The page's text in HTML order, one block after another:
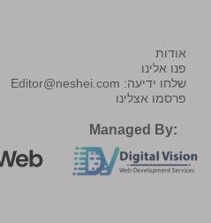
אודות
פנו אלינו
שלחו ידיעה: Editor@neshei.com
פרסמו אצלינו
Managed By: